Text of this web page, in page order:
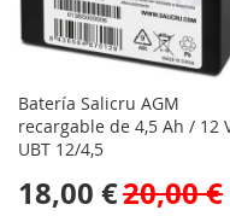
Batería Salicru AGM
recargable de 4,5 Ah / 12
UBT 12/4,5
18,00 €20,00 €